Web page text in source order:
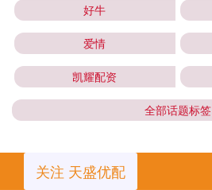
好牛
爱情
凯耀配资
全部话题标签
关注 天盛优配